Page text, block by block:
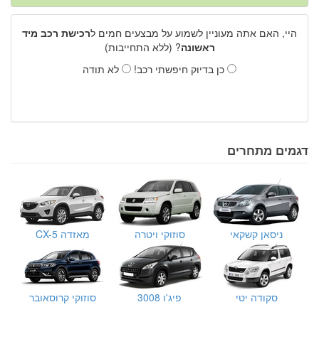
היי, האם אתה מעוניין לשמוע על מבצעים חמים לרכישת רכב מיד
ראשונה? (ללא התחייבות)
כן בדיוק חיפשתי רכב!
לא תודה
דגמים מתחרים
ניסאן קשקאי סוזוקי ויטרה מאזדה CX-5
סקודה יטי פיג'ו 3008 סוזוקי קרוסאובר